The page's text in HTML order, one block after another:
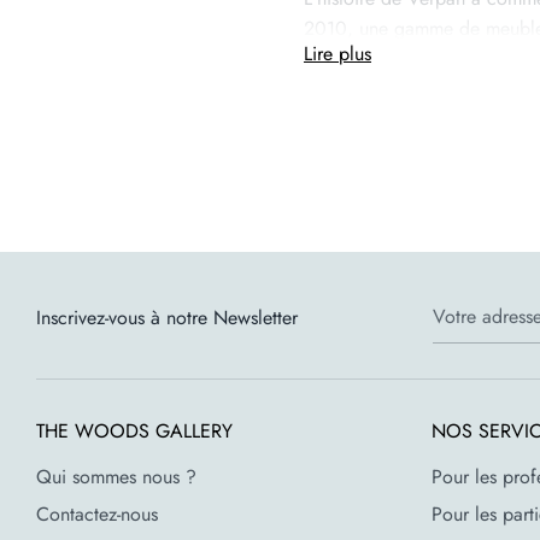
Verner Panton. Notre
Caractéristiques
Designer : Verner
Marque : Verpan
Matériau : Bois moulé
Lire plus
Inscrivez-vous à notre Newsletter Votre
THE WOODS GALLERY
Qui sommes nous ?
Contactez-nous
NOS
Pour les
Pour les